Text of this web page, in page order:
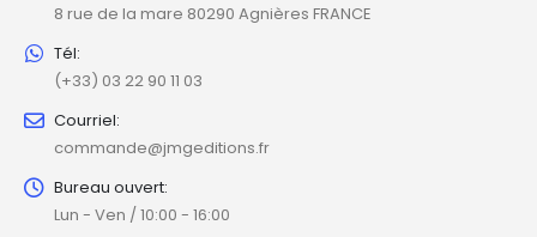
8 rue de la mare 80290 Agnières FRANCE
Tél:
(+33) 03 22 90 11 03
Courriel:
commande@jmgeditions.fr
Bureau ouvert:
Lun - Ven / 10:00 - 16:00